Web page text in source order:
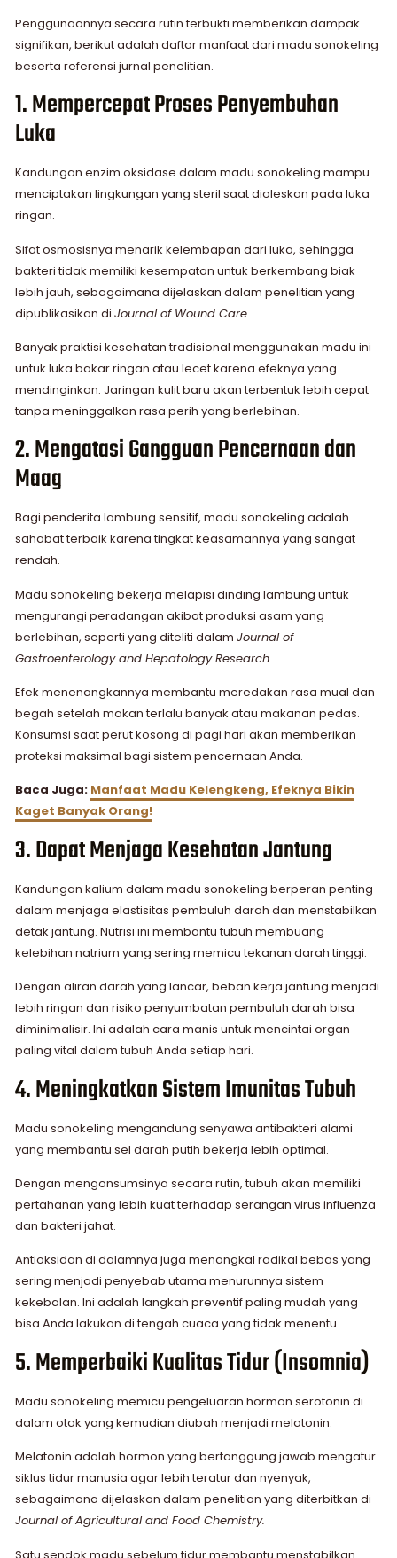
Penggunaannya secara rutin terbukti memberikan dampak
signifikan, berikut adalah daftar manfaat dari madu sonokeling
beserta referensi jurnal penelitian.
1. Mempercepat Proses Penyembuhan
Luka
Kandungan enzim oksidase dalam madu sonokeling mampu
menciptakan lingkungan yang steril saat dioleskan pada luka
ringan.
Sifat osmosisnya menarik kelembapan dari luka, sehingga
bakteri tidak memiliki kesempatan untuk berkembang biak
lebih jauh, sebagaimana dijelaskan dalam penelitian yang
dipublikasikan di Journal of Wound Care.
Banyak praktisi kesehatan tradisional menggunakan madu ini
untuk luka bakar ringan atau lecet karena efeknya yang
mendinginkan. Jaringan kulit baru akan terbentuk lebih cepat
tanpa meninggalkan rasa perih yang berlebihan.
2. Mengatasi Gangguan Pencernaan dan
Maag
Bagi penderita lambung sensitif, madu sonokeling adalah
sahabat terbaik karena tingkat keasamannya yang sangat
rendah.
Madu sonokeling bekerja melapisi dinding lambung untuk
mengurangi peradangan akibat produksi asam yang
berlebihan, seperti yang diteliti dalam Journal of
Gastroenterology and Hepatology Research.
Efek menenangkannya membantu meredakan rasa mual dan
begah setelah makan terlalu banyak atau makanan pedas.
Konsumsi saat perut kosong di pagi hari akan memberikan
proteksi maksimal bagi sistem pencernaan Anda.
Baca Juga: Manfaat Madu Kelengkeng, Efeknya Bikin
Kaget Banyak Orang!
3. Dapat Menjaga Kesehatan Jantung
Kandungan kalium dalam madu sonokeling berperan penting
dalam menjaga elastisitas pembuluh darah dan menstabilkan
detak jantung. Nutrisi ini membantu tubuh membuang
kelebihan natrium yang sering memicu tekanan darah tinggi.
Dengan aliran darah yang lancar, beban kerja jantung menjadi
lebih ringan dan risiko penyumbatan pembuluh darah bisa
diminimalisir. Ini adalah cara manis untuk mencintai organ
paling vital dalam tubuh Anda setiap hari.
4. Meningkatkan Sistem Imunitas Tubuh
Madu sonokeling mengandung senyawa antibakteri alami
yang membantu sel darah putih bekerja lebih optimal.
Dengan mengonsumsinya secara rutin, tubuh akan memiliki
pertahanan yang lebih kuat terhadap serangan virus influenza
dan bakteri jahat.
Antioksidan di dalamnya juga menangkal radikal bebas yang
sering menjadi penyebab utama menurunnya sistem
kekebalan. Ini adalah langkah preventif paling mudah yang
bisa Anda lakukan di tengah cuaca yang tidak menentu.
5. Memperbaiki Kualitas Tidur (Insomnia)
Madu sonokeling memicu pengeluaran hormon serotonin di
dalam otak yang kemudian diubah menjadi melatonin.
Melatonin adalah hormon yang bertanggung jawab mengatur
siklus tidur manusia agar lebih teratur dan nyenyak,
sebagaimana dijelaskan dalam penelitian yang diterbitkan di
Journal of Agricultural and Food Chemistry.
Satu sendok madu sebelum tidur membantu menstabilkan